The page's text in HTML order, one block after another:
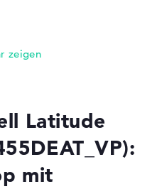
42-100 / 3,2 GHz
MB (L2-Cache)
Adreno X1-45
1.7 TFLOPS
Latitude
mit